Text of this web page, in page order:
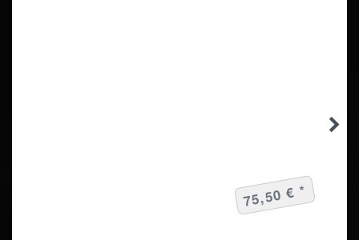
75,50 € *